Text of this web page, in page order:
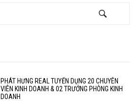
PHÁT HƯNG REAL TUYỂN DỤNG 20 CHUYÊN
VIÊN KINH DOANH & 02 TRƯỞNG PHÒNG KINH
DOANH